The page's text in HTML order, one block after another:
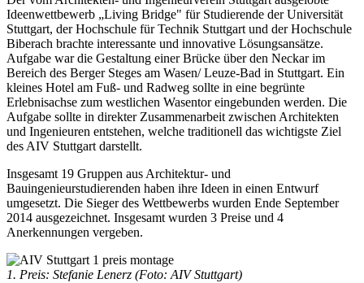
Ideenwettbewerb „Living Bridge" für Studierende der Universität
Stuttgart, der Hochschule für Technik Stuttgart und der Hochschule
Biberach brachte interessante und innovative Lösungsansätze.
Aufgabe war die Gestaltung einer Brücke über den Neckar im
Bereich des Berger Steges am Wasen/ Leuze-Bad in Stuttgart. Ein
kleines Hotel am Fuß- und Radweg sollte in eine begrünte
Erlebnisachse zum westlichen Wasentor eingebunden werden. Die
Aufgabe sollte in direkter Zusammenarbeit zwischen Architekten
und Ingenieuren entstehen, welche traditionell das wichtigste Ziel
des AIV Stuttgart darstellt.
Insgesamt 19 Gruppen aus Architektur- und
Bauingenieurstudierenden haben ihre Ideen in einen Entwurf
umgesetzt. Die Sieger des Wettbewerbs wurden Ende September
2014 ausgezeichnet. Insgesamt wurden 3 Preise und 4
Anerkennungen vergeben.
1. Preis: Stefanie Lenerz (Foto: AIV Stuttgart)